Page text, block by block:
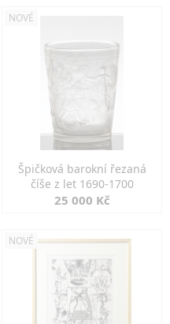
NOVÉ
Špičková barokní řezaná
číše z let 1690-1700
25 000 Kč
NOVÉ